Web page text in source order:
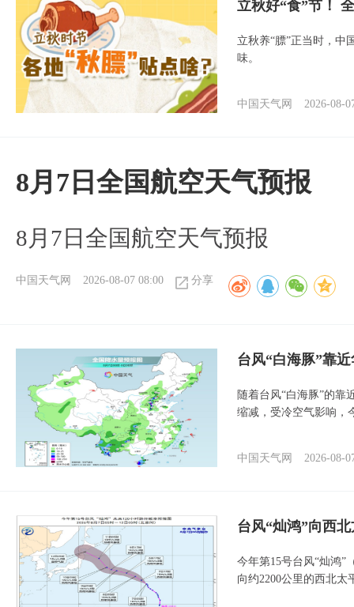
立秋好“食”节！
立秋养“膘”正当时，中
味。
中国天气网 2026-08-
8月7日全国航空天气预报
8月7日全国航空天气预报
中国天气网 2026-08-07 08:00 分享
台风“白海豚”靠
随着台风“白海豚”的靠
缩减，受冷空气影响，
中国天气网 2026-08-
台风“灿鸿”向西
今年第15号台风“灿鸿”
向约2200公里的西北太